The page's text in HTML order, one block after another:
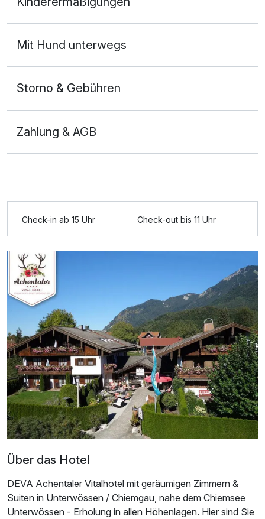
Ausstattung
Für 3 Tage 145,00 €
Juniorsuite/n
2 Erwachsene und 2 Kinder
Mit Hund unterwegs
Storno & Gebühren
Zahlung & AGB
Check-in ab 15 Uhr Check-out bis 11 Uhr
Über das Hotel
DEVA Achentaler Vitalhotel mit geräumigen Zimmern &
Suiten in Unterwössen / Chiemgau, nahe dem Chiemsee
Unterwössen - Erholung in allen Höhenlagen. Hier sind Sie